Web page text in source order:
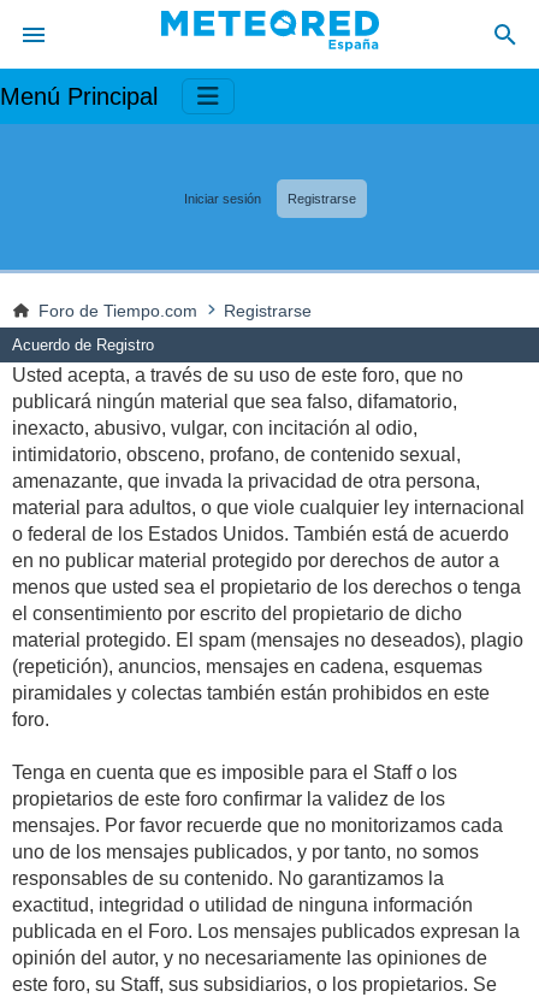
Menú Principal
Iniciar sesión Registrarse
Foro de Tiempo.com Registrarse
Acuerdo de Registro
Usted acepta, a través de su uso de este foro, que no
publicará ningún material que sea falso, difamatorio,
inexacto, abusivo, vulgar, con incitación al odio,
intimidatorio, obsceno, profano, de contenido sexual,
amenazante, que invada la privacidad de otra persona,
material para adultos, o que viole cualquier ley internacional
o federal de los Estados Unidos. También está de acuerdo
en no publicar material protegido por derechos de autor a
menos que usted sea el propietario de los derechos o tenga
el consentimiento por escrito del propietario de dicho
material protegido. El spam (mensajes no deseados), plagio
(repetición), anuncios, mensajes en cadena, esquemas
piramidales y colectas también están prohibidos en este
foro.
Tenga en cuenta que es imposible para el Staff o los
propietarios de este foro confirmar la validez de los
mensajes. Por favor recuerde que no monitorizamos cada
uno de los mensajes publicados, y por tanto, no somos
responsables de su contenido. No garantizamos la
exactitud, integridad o utilidad de ninguna información
publicada en el Foro. Los mensajes publicados expresan la
opinión del autor, y no necesariamente las opiniones de
este foro, su Staff, sus subsidiarios, o los propietarios. Se